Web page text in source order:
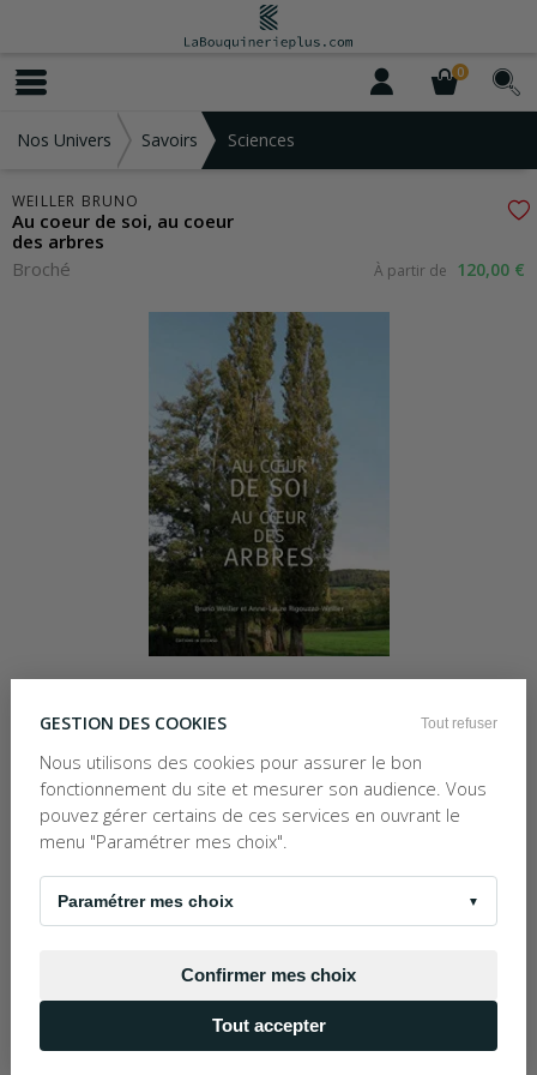
0
Nos Univers Savoirs Sciences
WEILLER BRUNO
Au coeur de soi, au coeur
des arbres
Broché
À partir de 120,00 €
Occasion Bon état
Voir le guide des états
Tout refuser
GESTION DES COOKIES
Nous utilisons des cookies pour assurer le bon
fonctionnement du site et mesurer son audience. Vous
pouvez gérer certains de ces services en ouvrant le
menu "Paramétrer mes choix".
Paramétrer mes choix ▼
Confirmer mes choix
Tout accepter